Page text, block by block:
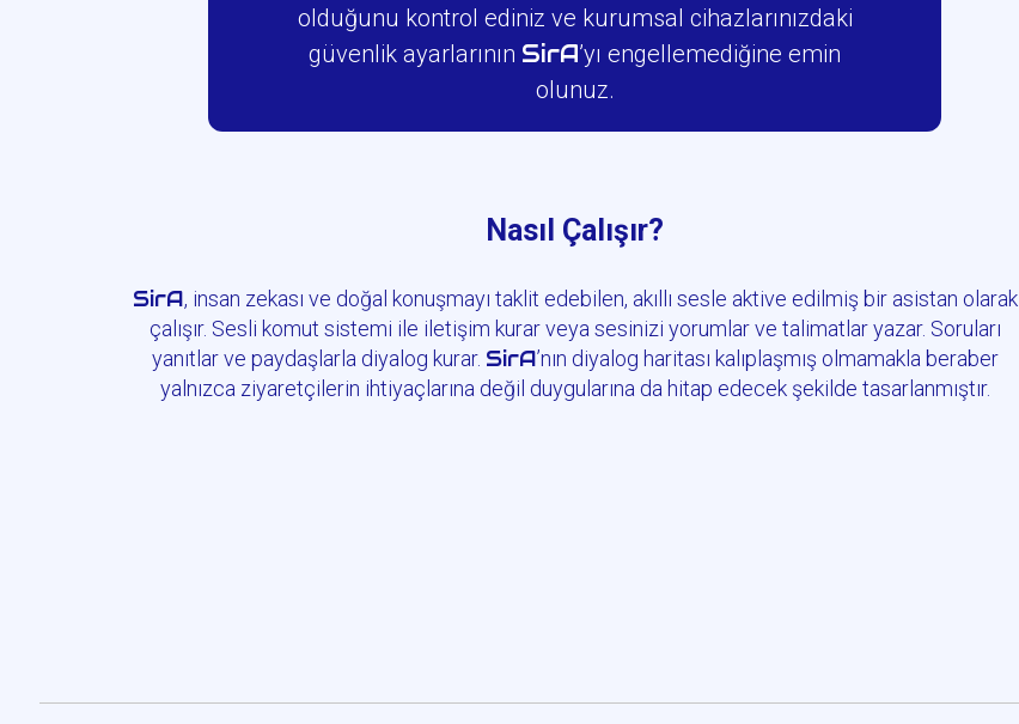
olduğunu kontrol ediniz ve kurumsal cihazlarınızdaki
güvenlik ayarlarının SirA’yı engellemediğine emin
olunuz.
Nasıl Çalışır?
SirA, insan zekası ve doğal konuşmayı taklit edebilen, akıllı sesle aktive edilmiş bir asistan olarak
çalışır. Sesli komut sistemi ile iletişim kurar veya sesinizi yorumlar ve talimatlar yazar. Soruları
yanıtlar ve paydaşlarla diyalog kurar. SirA’nın diyalog haritası kalıplaşmış olmamakla beraber
yalnızca ziyaretçilerin ihtiyaçlarına değil duygularına da hitap edecek şekilde tasarlanmıştır.